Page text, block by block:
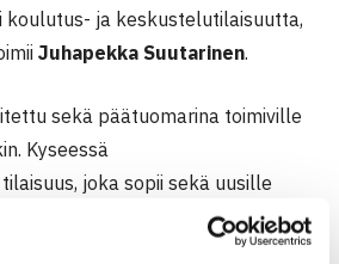
koulutus- ja keskustelutilaisuutta,
Juhapekka Suutarinen.
sekä päätuomarina toimiville
Kyseessä
tilaisuus, joka sopii sekä uusille
tuominneille tuomareille.
Tennisliigajoukkueiden tuomareille.